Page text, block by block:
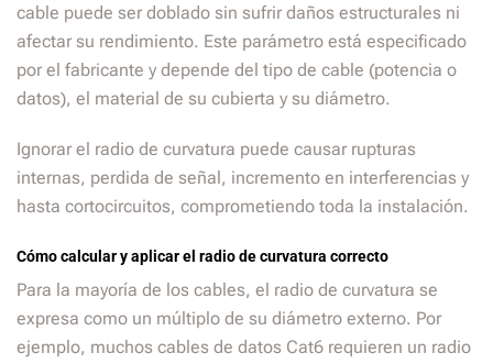
cable puede ser doblado sin sufrir daños estructurales ni
afectar su rendimiento. Este parámetro está especificado
por el fabricante y depende del tipo de cable (potencia o
datos), el material de su cubierta y su diámetro.
Ignorar el radio de curvatura puede causar rupturas
internas, perdida de señal, incremento en interferencias y
hasta cortocircuitos, comprometiendo toda la instalación.
Cómo calcular y aplicar el radio de curvatura correcto
Para la mayoría de los cables, el radio de curvatura se
expresa como un múltiplo de su diámetro externo. Por
ejemplo, muchos cables de datos Cat6 requieren un radio